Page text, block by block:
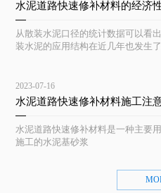
水泥道路快速修补材料的经济
从散装水泥口径的统计数据可以看
装水泥的应用结构在近几年也发生
2023-07-16
水泥道路快速修补材料施工注
水泥道路快速修补材料是一种主要
施工的水泥基砂浆